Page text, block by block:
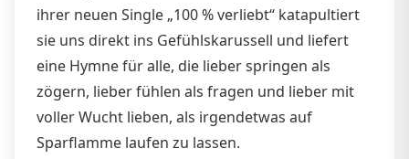
ihrer neuen Single „100 % verliebt“ katapultiert
sie uns direkt ins Gefühlskarussell und liefert
eine Hymne für alle, die lieber springen als
zögern, lieber fühlen als fragen und lieber mit
voller Wucht lieben, als irgendetwas auf
Sparflamme laufen zu lassen.